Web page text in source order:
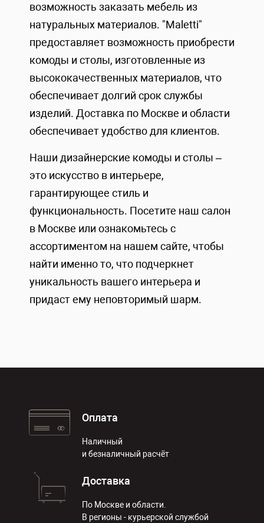
возможность заказать мебель из
натуральных материалов. "Maletti"
предоставляет возможность приобрести
комоды и столы, изготовленные из
высококачественных материалов, что
обеспечивает долгий срок службы
изделий. Доставка по Москве и области
обеспечивает удобство для клиентов.
Наши дизайнерские комоды и столы –
это искусство в интерьере,
гарантирующее стиль и
функциональность. Посетите наш салон
в Москве или ознакомьтесь с
ассортиментом на нашем сайте, чтобы
найти именно то, что подчеркнет
уникальность вашего интерьера и
придаст ему неповторимый шарм.
Оплата
Наличный
и безналичный расчёт
Доставка
По Москве и области.
В регионы - курьерской службой